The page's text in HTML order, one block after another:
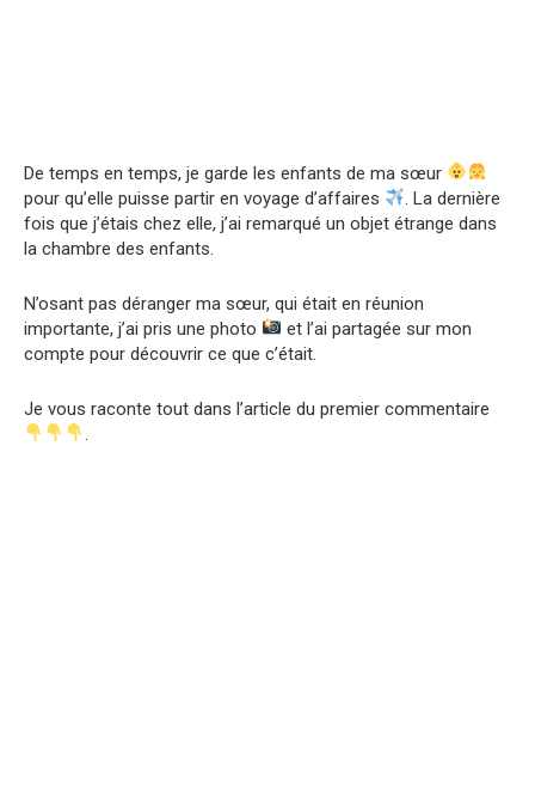
De temps en temps, je garde les enfants de ma sœur
pour qu’elle puisse partir en voyage d’affaires
. La dernière
fois que j’étais chez elle, j’ai remarqué un objet étrange dans
la chambre des enfants.
N’osant pas déranger ma sœur, qui était en réunion
importante, j’ai pris une photo
et l’ai partagée sur mon
compte pour découvrir ce que c’était.
Je vous raconte tout dans l’article du premier commentaire
.